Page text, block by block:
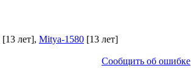
[13 лет], Mitya-1580 [13 лет]
Сообщить об ошибке